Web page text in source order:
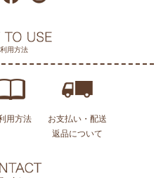
利用方法
用方法
お支払い・配送
返品について